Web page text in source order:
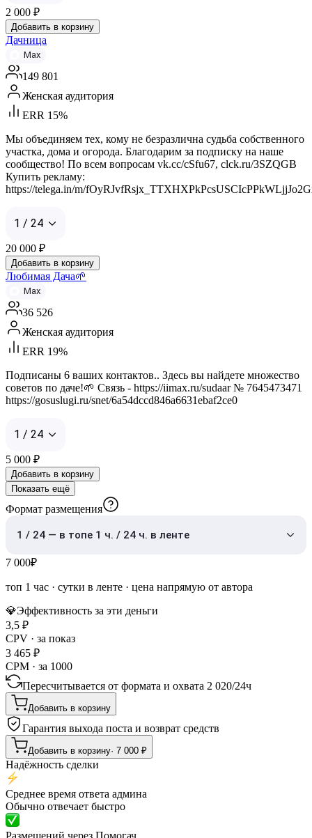
2 000 ₽
Добавить в корзину
Дачница
Max
149 801
Женская аудитория
ERR 15%
Мы объединяем тех, кому не безразлична судьба собственного
участка, дома и огорода. Благодарим за подписку на наше
сообщество! По всем вопросам vk.cc/cSfu67, clck.ru/3SZQGB
Купить рекламу:
https://telega.in/m/
1 / 24
20 000 ₽
Добавить в корзину
Любимая Дача🌱
Max
36 526
Женская аудитория
ERR 19%
Подписаны 6 ваших контактов.. Здесь вы найдете множество
советов по даче!🌱 Связь - https://iimax.ru/sudaar № 7645473471
https://gosuslugi.ru/snet/6a54dccd846a6631ebaf2ce0
1 / 24
5 000 ₽
Добавить в корзину
Показать ещё
Формат размещения
1 / 24 — в топе 1 ч. / 24 ч. в ленте
7 000₽
топ 1 час · сутки в ленте · цена напрямую от автора
💎Эффективность за эти деньги
3,5 ₽
CPV · за показ
3 465 ₽
CPM · за 1000
Пересчитывается от формата и охвата 2 020/24ч
Добавить в корзину
Гарантия выхода поста и возврат средств
Добавить в корзину· 7 000 ₽
Надёжность сделки
Среднее время ответа админа
Обычно отвечает быстро
Размещений через Помогач